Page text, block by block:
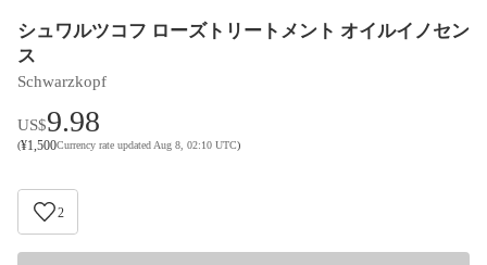
シュワルツコフ ローズトリートメント オイルイノセン
ス
Schwarzkopf
US$9.98
(¥1,500Currency rate updated Aug 8, 02:10 UTC)
2